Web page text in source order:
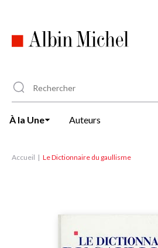
principal
À la Une Auteurs
Accueil Le Dictionnaire du gaullisme